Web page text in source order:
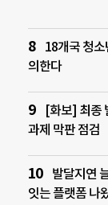
18개국 청소
의한다
[화보] 최종
과제 막판 점검
발달지연
잇는 플랫폼 나